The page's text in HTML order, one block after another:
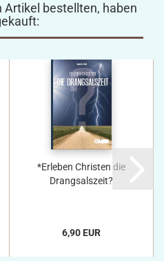
Artikel bestellten, haben
*Erleben Christen die
Drangsalszeit?
6,90 EUR